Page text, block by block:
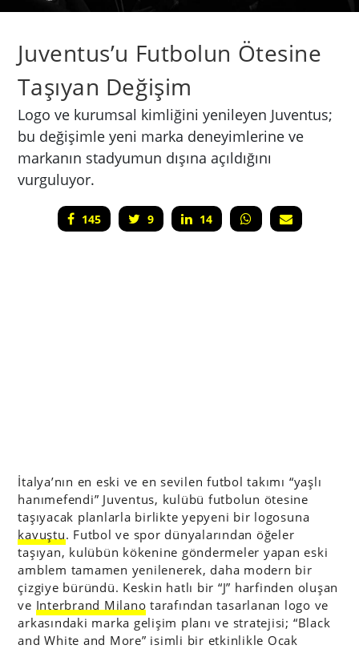
Juventus’u Futbolun Ötesine
Taşıyan Değişim
Logo ve kurumsal kimliğini yenileyen Juventus;
bu değişimle yeni marka deneyimlerine ve
markanın stadyumun dışına açıldığını
vurguluyor.
145 9 14
İtalya’nın en eski ve en sevilen futbol takımı “yaşlı
hanımefendi” Juventus, kulübü futbolun ötesine
taşıyacak planlarla birlikte yepyeni bir logosuna
kavuştu. Futbol ve spor dünyalarından öğeler
taşıyan, kulübün kökenine göndermeler yapan eski
amblem tamamen yenilenerek, daha modern bir
çizgiye büründü. Keskin hatlı bir “J” harfinden oluşan
ve Interbrand Milano tarafından tasarlanan logo ve
arkasındaki marka gelişim planı ve stratejisi; “Black
and White and More” isimli bir etkinlikle Ocak